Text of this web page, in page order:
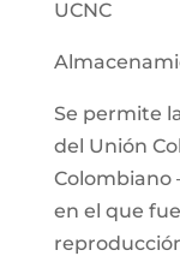
UCNC
Se permite
del Unión
Colombiano
en el que